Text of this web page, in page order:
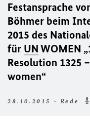
Festansprache
Böhmer beim
2015 des
für UNWOMEN
Resolution 1325
women“
28.10.2015 - Rede